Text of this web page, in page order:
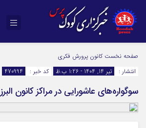
صفحه نخست کانون پرورش فکری
انتشار :
تیر 14, 1404 - 1:26 ب.ظ کد خبر : 470994
سوگواره‌های عاشورایی در مراکز کانون البرز